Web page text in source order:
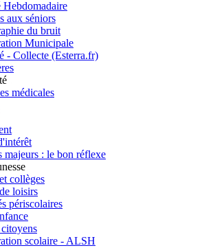
Hebdomadaire
aux séniors
du bruit
Municipale
- Collecte (Esterra.fr)
médicales
majeurs : le bon réflexe
collèges
loisirs
périscolaires
scolaire - ALSH